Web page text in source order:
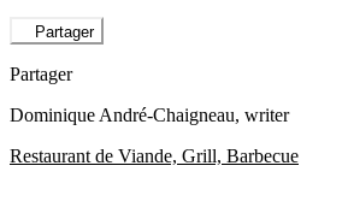
Partager
Partager
Dominique André-Chaigneau, writer
Restaurant de Viande, Grill, Barbecue